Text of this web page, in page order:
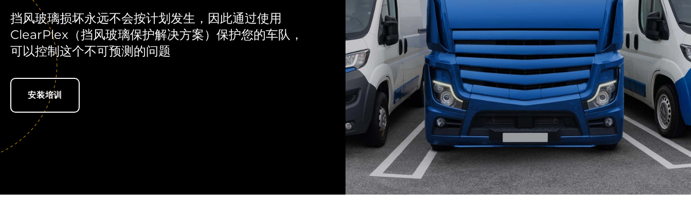
挡风玻璃损坏永远不会按计划发生，因此通过使用
ClearPlex（挡风玻璃保护解决方案）保护您的车队，
可以控制这个不可预测的问题
安装培训